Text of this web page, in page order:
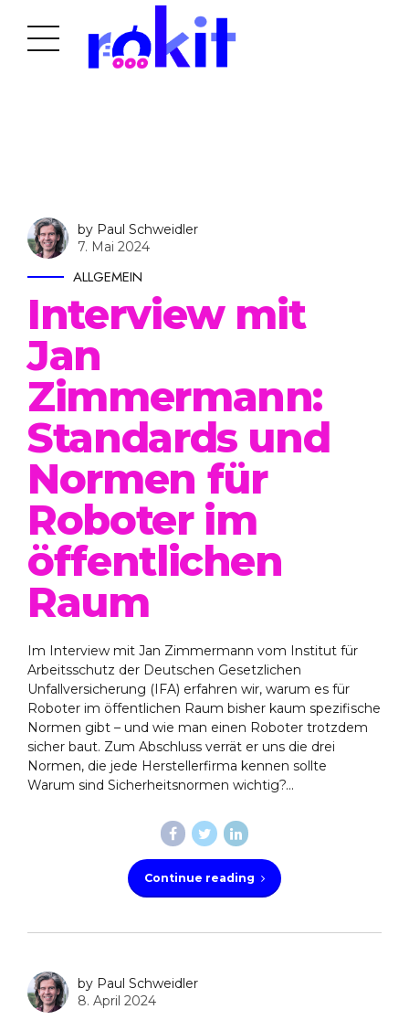
by Paul Schweidler
7. Mai 2024
ALLGEMEIN
Interview mit
Jan
Zimmermann:
Standards und
Normen für
Roboter im
öffentlichen
Raum
Im Interview mit Jan Zimmermann vom Institut für
Arbeitsschutz der Deutschen Gesetzlichen
Unfallversicherung (IFA) erfahren wir, warum es für
Roboter im öffentlichen Raum bisher kaum spezifische
Normen gibt – und wie man einen Roboter trotzdem
sicher baut. Zum Abschluss verrät er uns die drei
Normen, die jede Herstellerfirma kennen sollte
Warum sind Sicherheitsnormen wichtig?...
Continue reading
by Paul Schweidler
8. April 2024